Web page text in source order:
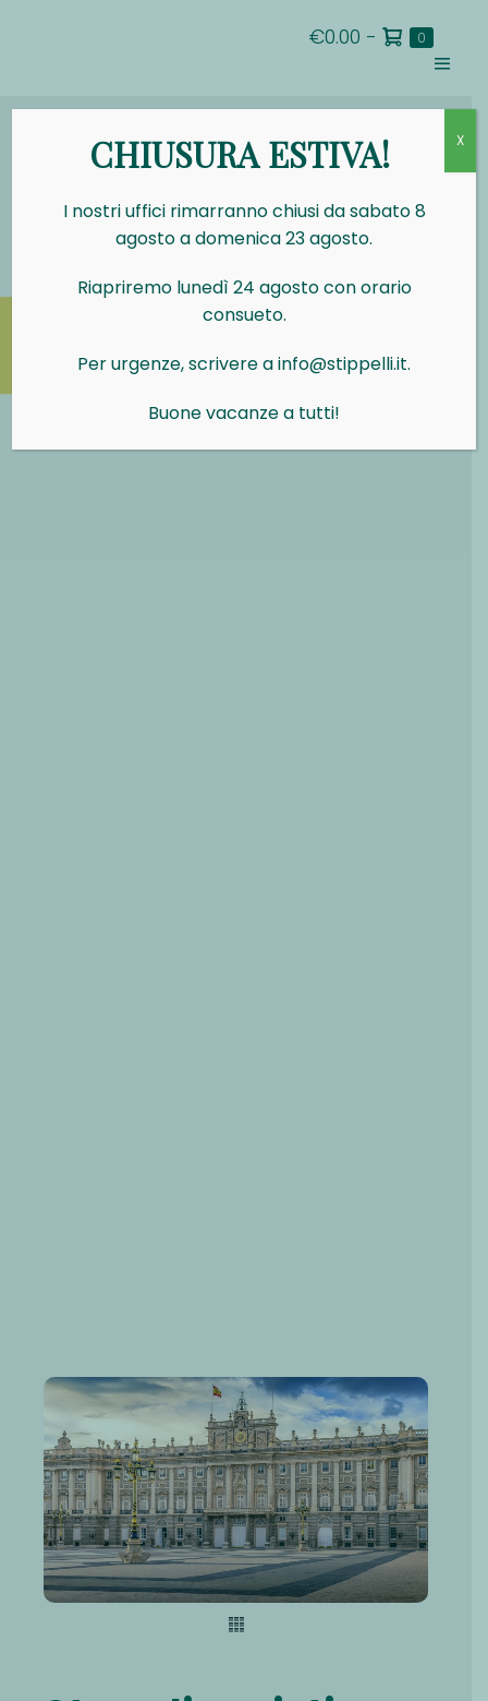
Carrello
€0.00 - 0Articoli
nel
carrello
CHIUSURA ESTIVA!
I nostri uffici rimarranno chiusi da sabato 8
agosto a domenica 23 agosto.
Riapriremo lunedì 24 agosto con orario
consueto.
Per urgenze, scrivere a info@stippelli.it.
Buone vacanze a tutti!
X